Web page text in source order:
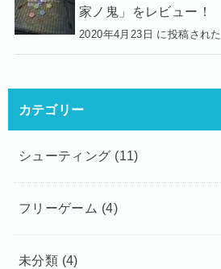
家ノ鬼」をレビュー！
2020年4月23日 に投稿された
カテゴリー
シューティング (11)
フリーゲーム (4)
未分類 (4)